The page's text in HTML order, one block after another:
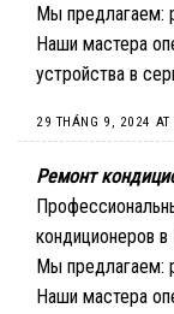
Мы предлагаем:
Наши мастера
устройства в
29 THÁNG 9, 2024 AT
Ремонт
кондиционеров
Мы предлагаем:
Наши мастера